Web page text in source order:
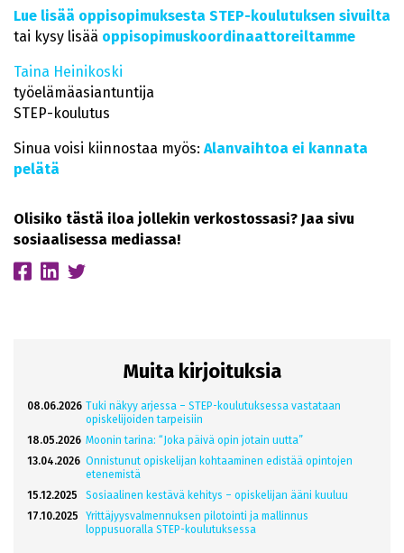
Lue lisää oppisopimuksesta STEP-koulutuksen sivuilta
tai kysy lisää oppisopimuskoordinaattoreiltamme
Taina Heinikoski
työelämäasiantuntija
STEP-koulutus
Sinua voisi kiinnostaa myös: Alanvaihtoa ei kannata
pelätä
Olisiko tästä iloa jollekin verkostossasi? Jaa sivu
sosiaalisessa mediassa!
Muita kirjoituksia
08.06.2026 Tuki näkyy arjessa – STEP-koulutuksessa vastataan
opiskelijoiden tarpeisiin
18.05.2026 Moonin tarina: “Joka päivä opin jotain uutta”
13.04.2026 Onnistunut opiskelijan kohtaaminen edistää opintojen
etenemistä
15.12.2025
Sosiaalinen kestävä kehitys – opiskelijan ääni kuuluu
17.10.2025
Yrittäjyysvalmennuksen pilotointi ja mallinnus
loppusuoralla STEP-koulutuksessa